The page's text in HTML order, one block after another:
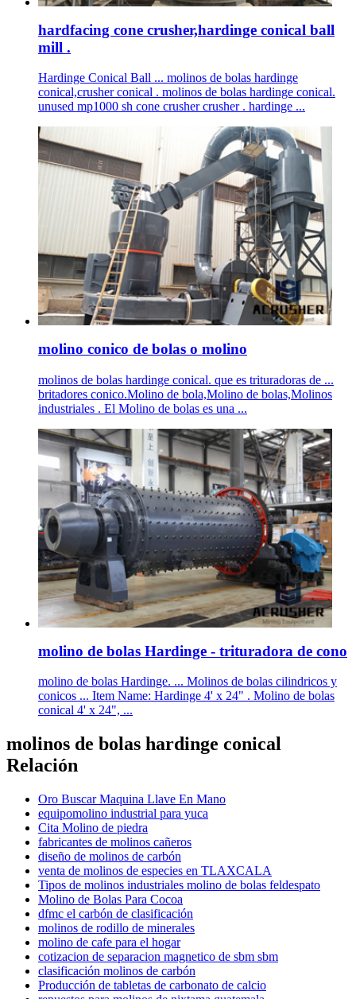
hardfacing cone crusher,hardinge conical ball
mill .
Hardinge Conical Ball ... molinos de bolas hardinge
conical,crusher conical . molinos de bolas hardinge conical.
unused mp1000 sh cone crusher crusher . hardinge ...
molino conico de bolas o molino
molinos de bolas hardinge conical. que es trituradoras de ...
britadores conico.Molino de bola,Molino de bolas,Molinos
industriales . El Molino de bolas es una ...
molino de bolas Hardinge - trituradora de cono
molino de bolas Hardinge. ... Molinos de bolas cilindricos y
conicos ... Item Name: Hardinge 4' x 24" . Molino de bolas
conical 4' x 24", ...
molinos de bolas hardinge conical
Relación
Oro Buscar Maquina Llave En Mano
equipomolino industrial para yuca
Cita Molino de piedra
fabricantes de molinos cañeros
diseño de molinos de carbón
venta de molinos de especies en TLAXCALA
Tipos de molinos industriales molino de bolas feldespato
Molino de Bolas Para Cocoa
dfmc el carbón de clasificación
molinos de rodillo de minerales
molino de cafe para el hogar
cotizacion de separacion magnetico de sbm sbm
clasificación molinos de carbón
Producción de tabletas de carbonato de calcio